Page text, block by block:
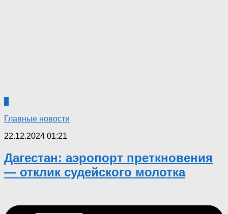
Главные новости
22.12.2024 01:21
Дагестан: аэропорт преткновения
— отклик судейского молотка